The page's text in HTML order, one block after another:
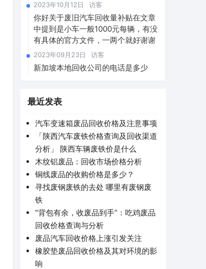
2023年10月12日 访客
你好关于废旧汽车回收量补贴在文章
中提到是小车一般1000元每辆，有没
有具体的官方文件，一两个就好谢谢
2023年09月23日 访客
新加坡本地回收公司的电话是多少
最近发表
汽车变速箱废品回收价格及注意事项
「陕西汽车废铁价格查询及回收渠道
分析」 陕西车辆废铁价是什么
木纹铝废品：回收市场价格分析
铜线废品的收购价格是多少？
寻找废钢废铁的去处 哪里有废钢废
铁
“背包有余，收废品到手”：吃鸡废品
回收价格查询与分析
废品汽车回收价格上涨引发关注
橡胶垫废品回收价格及其对环境的影
响